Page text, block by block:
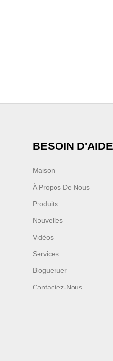
BESOIN D'AIDE
Maison
À Propos De Nous
Produits
Nouvelles
Vidéos
Services
Blogueruer
Contactez-Nous